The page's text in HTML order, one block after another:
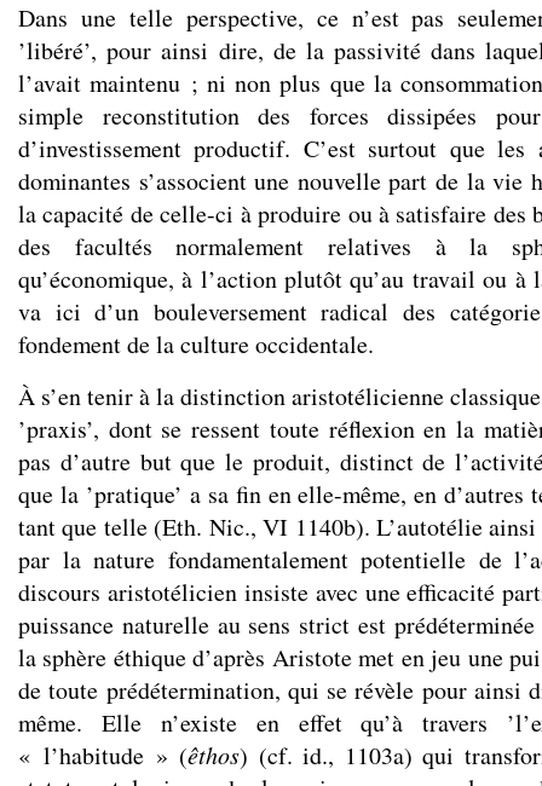
Dans une telle perspective, ce n’est pas
’libéré’, pour ainsi dire, de la passivité dans
l’avait maintenu ; ni non plus que la
simple reconstitution des forces dissipées
d’investissement productif. C’est surtout que les
dominantes s’associent une nouvelle part de la vie
la capacité de celle-ci à produire ou à satisfaire des
des facultés normalement relatives à la
qu’économique, à l’action plutôt qu’au travail ou
va ici d’un bouleversement radical des
fondement de la culture occidentale.
À s’en tenir à la distinction aristotélicienne
’praxis’, dont se ressent toute réflexion en la
pas d’autre but que le produit, distinct de
que la ’pratique’ a sa fin en elle-même, en d’autres
tant que telle (Eth. Nic., VI 1140b). L’autotélie ainsi
par la nature fondamentalement potentielle de
discours aristotélicien insiste avec une efficacité
puissance naturelle au sens strict est
la sphère éthique d’après Aristote met en jeu une
de toute prédétermination, qui se révèle pour ainsi
même. Elle n’existe en effet qu’à travers
« l’habitude » (êthos) (cf. id., 1103a) qui